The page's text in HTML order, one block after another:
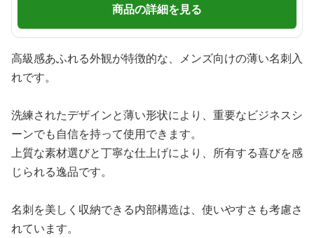
商品の詳細を見る
高級感あふれる外観が特徴的な、メンズ向けの薄い名刺入
れです。
洗練されたデザインと薄い形状により、重要なビジネスシ
ーンでも自信を持って使用できます。
上質な素材選びと丁寧な仕上げにより、所有する喜びを感
じられる逸品です。
名刺を美しく収納できる内部構造は、使いやすさも考慮さ
れています。